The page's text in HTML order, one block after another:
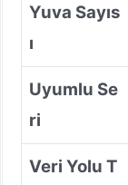
Yuva Sayıs
ı
Uyumlu Se
ri
Veri Yolu T